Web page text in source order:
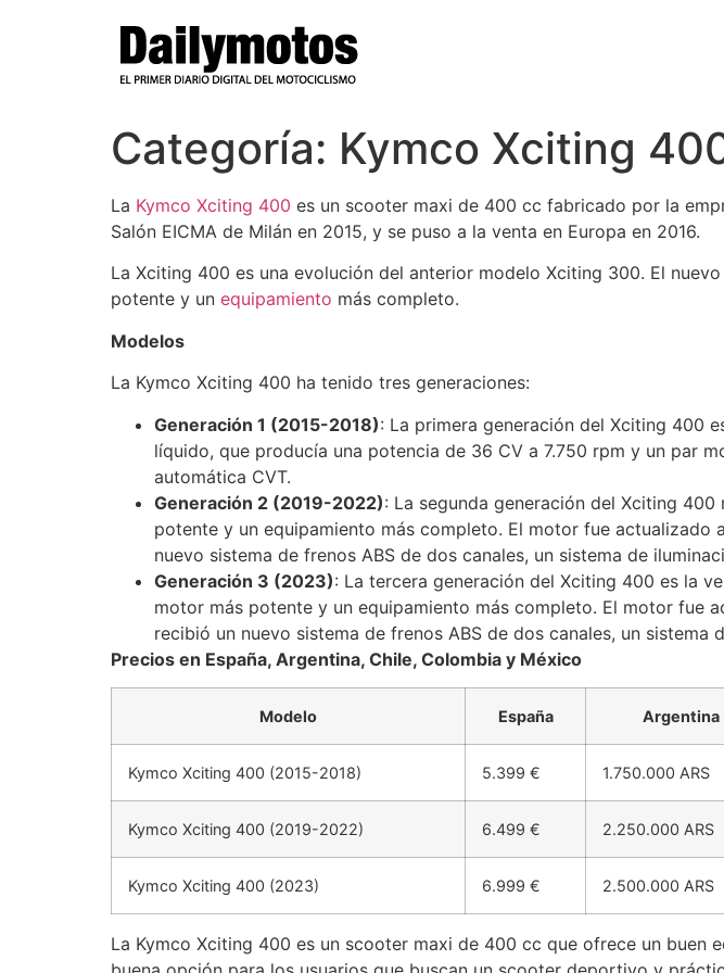
Categoría: Kymco Xciting
La Kymco Xciting 400 es un scooter maxi de 400 cc fabricado por la
Salón EICMA de Milán en 2015, y se puso a la venta en Europa en 2016.
La Xciting 400 es una evolución del anterior modelo Xciting 300. El
potente y un equipamiento más completo.
Modelos
La Kymco Xciting 400 ha tenido tres generaciones:
Generación 1 (2015-2018): La primera generación del Xciting 400
líquido, que producía una potencia de 36 CV a 7.750 rpm y un par
automática CVT.
Generación 2 (2019-2022): La segunda generación del Xciting
potente y un equipamiento más completo. El motor fue
nuevo sistema de frenos ABS de dos canales, un sistema de
Generación 3 (2023): La tercera generación del Xciting 400 es la
motor más potente y un equipamiento más completo. El motor fue
recibió un nuevo sistema de frenos ABS de dos canales, un sistema
Precios en España, Argentina, Chile, Colombia y México
Modelo España Argentina
Kymco Xciting 400 (2015-2018) 5.399 € 1.750.000 ARS
Kymco Xciting 400 (2019-2022) 6.499 € 2.250.000 ARS
Kymco Xciting 400 (2023) 6.999 € 2.500.000 ARS
La Kymco Xciting 400 es un scooter maxi de 400 cc que ofrece un